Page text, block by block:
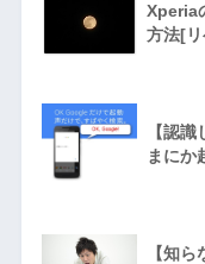
Xperia
方法[リ
【認
まにか
【知